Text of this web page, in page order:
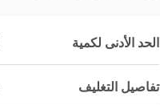
الحد الأدنى لكمية
تفاصيل التغليف